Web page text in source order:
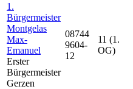
1.
Bürgermeister
Montgelas
Max-
Emanuel
Erster
Bürgermeister
Gerzen
08744
9604-
12
11 (1.
OG)